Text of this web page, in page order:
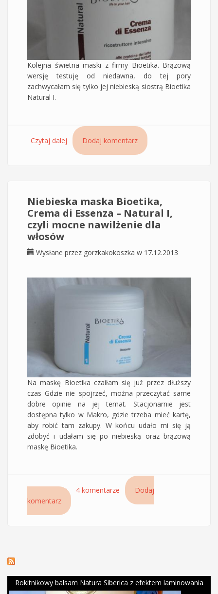
Kolejna świetna maski z firmy Bioetika. Brązową
wersję testuję od niedawna, do tej pory
zachwycałam się tylko jej niebieską siostrą Bioetika
Natural I.
Czytaj dalej wpis Brązowa maska Bioetika, Crema di
Essenza – Natural IV, maska odbudowująca
Dodaj komentarz
Niebieska maska Bioetika,
Crema di Essenza – Natural I,
czyli mocne nawilżenie dla
włosów
Wysłane przez gorzkakokoszka w 17.12.2013
Na maskę Bioetika czaiłam się już przez dłuższy
czas Gdzie nie spojrzeć, można przeczytać same
dobre opinie na jej temat. Stacjonarnie jest
dostępna tylko w Makro, gdzie trzeba mieć kartę,
aby robić tam zakupy. W końcu udało mi się ją
zdobyć i udałam się po niebieską oraz brązową
maskę Bioetika.
Czytaj dalejwpis Niebieska maska Bioetika, Crema di
Essenza – Natural I, czyli mocne nawilżenie dla
włosów
4 komentarze
Dodaj
komentarz
Rokitnikowy balsam Natura Siberica z efektem laminowania